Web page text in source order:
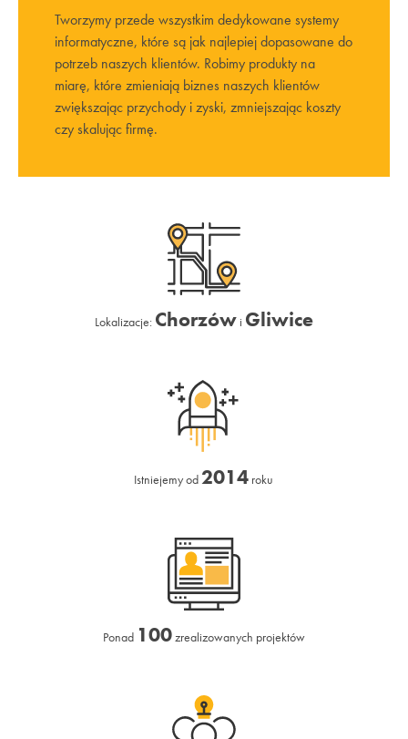
Tworzymy przede wszystkim dedykowane systemy
informatyczne, które są jak najlepiej dopasowane do
potrzeb naszych klientów. Robimy produkty na
miarę, które zmieniają biznes naszych klientów
zwiększając przychody i zyski, zmniejszając koszty
czy skalując firmę.
Lokalizacje: Chorzówi Gliwice
Istniejemy od 2014 roku
Ponad 100zrealizowanych projektów